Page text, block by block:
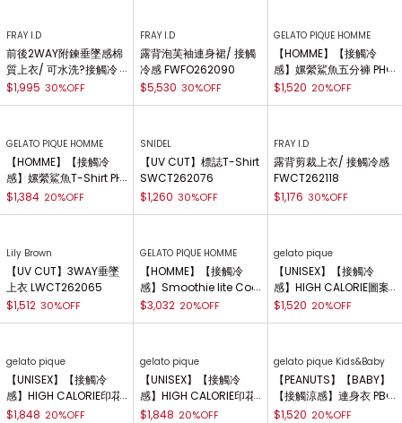
Mila Owen
【接觸冷感】條紋抽繩Po
$1,770
FRAY I.D
前後2WAY附鍊垂墜感棉
感 FWCT262123
$1,995 30%OFF
FRAY I.D
露背泡芙袖連身裙/ 接觸
$5,530 30%OFF
GELATO PIQUE HOMME
【HOMME】【接觸冷
P262914
$1,520 20%OFF
GELATO PIQUE HOMME
【HOMME】【接觸冷
CT262913
$1,384 20%OFF
SNIDEL
【UV CUT】標誌T-Shirt
$1,260 30%OFF
FRAY I.D
露背剪裁上衣/ 接觸冷感
$1,176 30%OFF
Lily Brown GELATO PIQUE HOMME gelato pique